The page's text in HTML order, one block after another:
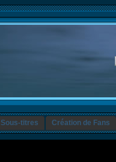
Sous-titres Création de Fans